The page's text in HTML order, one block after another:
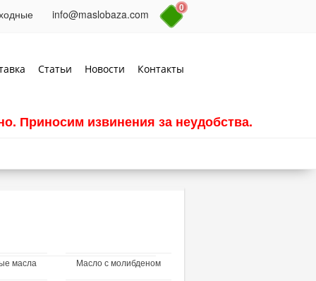
info@maslobaza.com 0
Статьи Новости Контакты
Приносим извинения за неудобства.
масла Масло с молибденом